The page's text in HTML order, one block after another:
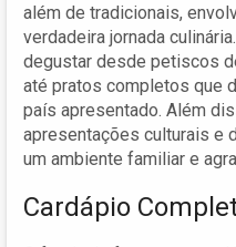
além de tradicionais,
verdadeira jornada
degustar desde petiscos
até pratos completos que
país apresentado. Além
apresentações culturais e
um ambiente familiar e
Cardápio